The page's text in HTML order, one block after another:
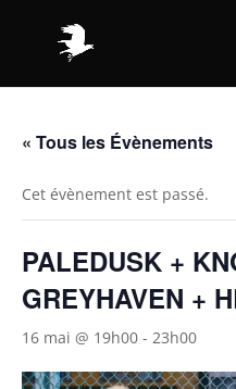
« Tous les Évènements
Cet évènement est passé.
PALEDUSK +
GREYHAVEN +
16 mai @ 19h00 - 23h00